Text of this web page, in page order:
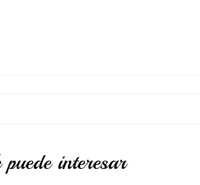
puede interesar